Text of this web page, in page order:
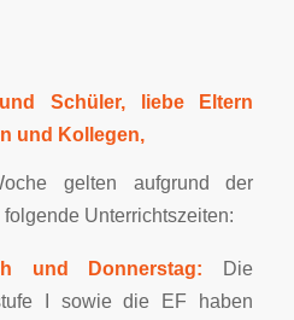
Schüler, liebe Eltern
und Kollegen,
gelten aufgrund der
Unterrichtszeiten:
und Donnerstag: Die
I sowie die EF haben